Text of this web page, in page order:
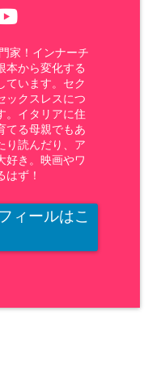
家！インナーチ
本から変化する
ています。セク
ックスレスにつ
。イタリアに住
てる母親でもあ
り読んだり、ア
好き。映画やワ
はず！
ィールはこ